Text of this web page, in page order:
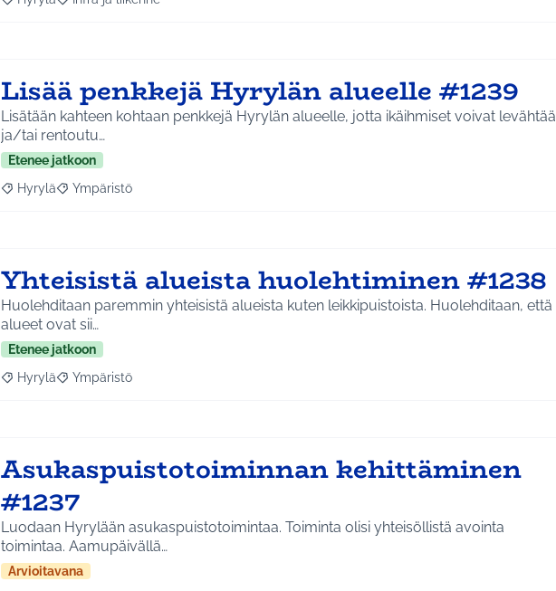
Rajaa tulokset aihepiirin mukaan: Hyrylä
Rajaa tulokset teeman mukaan: Infra ja liikenne
Lisää penkkejä Hyrylän alueelle #1239
Lisätään kahteen kohtaan penkkejä Hyrylän alueelle, jotta ikäihmiset voivat levähtää
ja/tai rentoutu…
Etenee jatkoon
Rajaa tulokset aihepiirin mukaan: Hyrylä
Hyrylä Rajaa tulokset teeman mukaan: Ympäristö
Ympäristö
Yhteisistä alueista huolehtiminen #1238
Huolehditaan paremmin yhteisistä alueista kuten leikkipuistoista. Huolehditaan, että
alueet ovat sii…
Etenee jatkoon
Rajaa tulokset aihepiirin mukaan: Hyrylä
Hyrylä Rajaa tulokset teeman mukaan: Ympäristö
Ympäristö
Asukaspuistotoiminnan kehittäminen
#1237
Luodaan Hyrylään asukaspuistotoimintaa. Toiminta olisi yhteisöllistä avointa
toimintaa. Aamupäivällä…
Arvioitavana